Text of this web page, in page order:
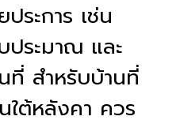
ระการ เช่น
ระมาณ และ
ที่ สำหรับบ้านที่
ต้หลังคา ควร